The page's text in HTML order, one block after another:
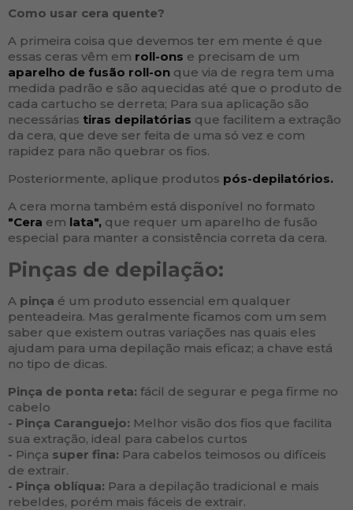
Como usar cera quente?
A primeira coisa que devemos ter em mente é que
essas ceras vêm em roll-ons e precisam de um
aparelho de fusão roll-on que via de regra tem uma
medida padrão e são aquecidas até que o produto de
cada cartucho se derreta; Para sua aplicação são
necessárias tiras depilatórias que facilitem a extração
da cera, que deve ser feita de uma só vez e com
rapidez para não quebrar os fios.
Posteriormente, aplique produtos pós-depilatórios.
A cera morna também está disponível no formato
"Cera em lata", que requer um aparelho de fusão
especial para manter a consistência correta da cera.
Pinças de depilação:
A pinça é um produto essencial em qualquer
penteadeira. Mas geralmente ficamos com um sem
saber que existem outras variações nas quais eles
ajudam para uma depilação mais eficaz; a chave está
no tipo de dicas.
Pinça de ponta reta: fácil de segurar e pega firme no
cabelo
- Pinça Caranguejo: Melhor visão dos fios que facilita
sua extração, ideal para cabelos curtos
- Pinça super fina: Para cabelos teimosos ou difíceis
de extrair.
- Pinça oblíqua: Para a depilação tradicional e mais
rebeldes, porém mais fáceis de extrair.